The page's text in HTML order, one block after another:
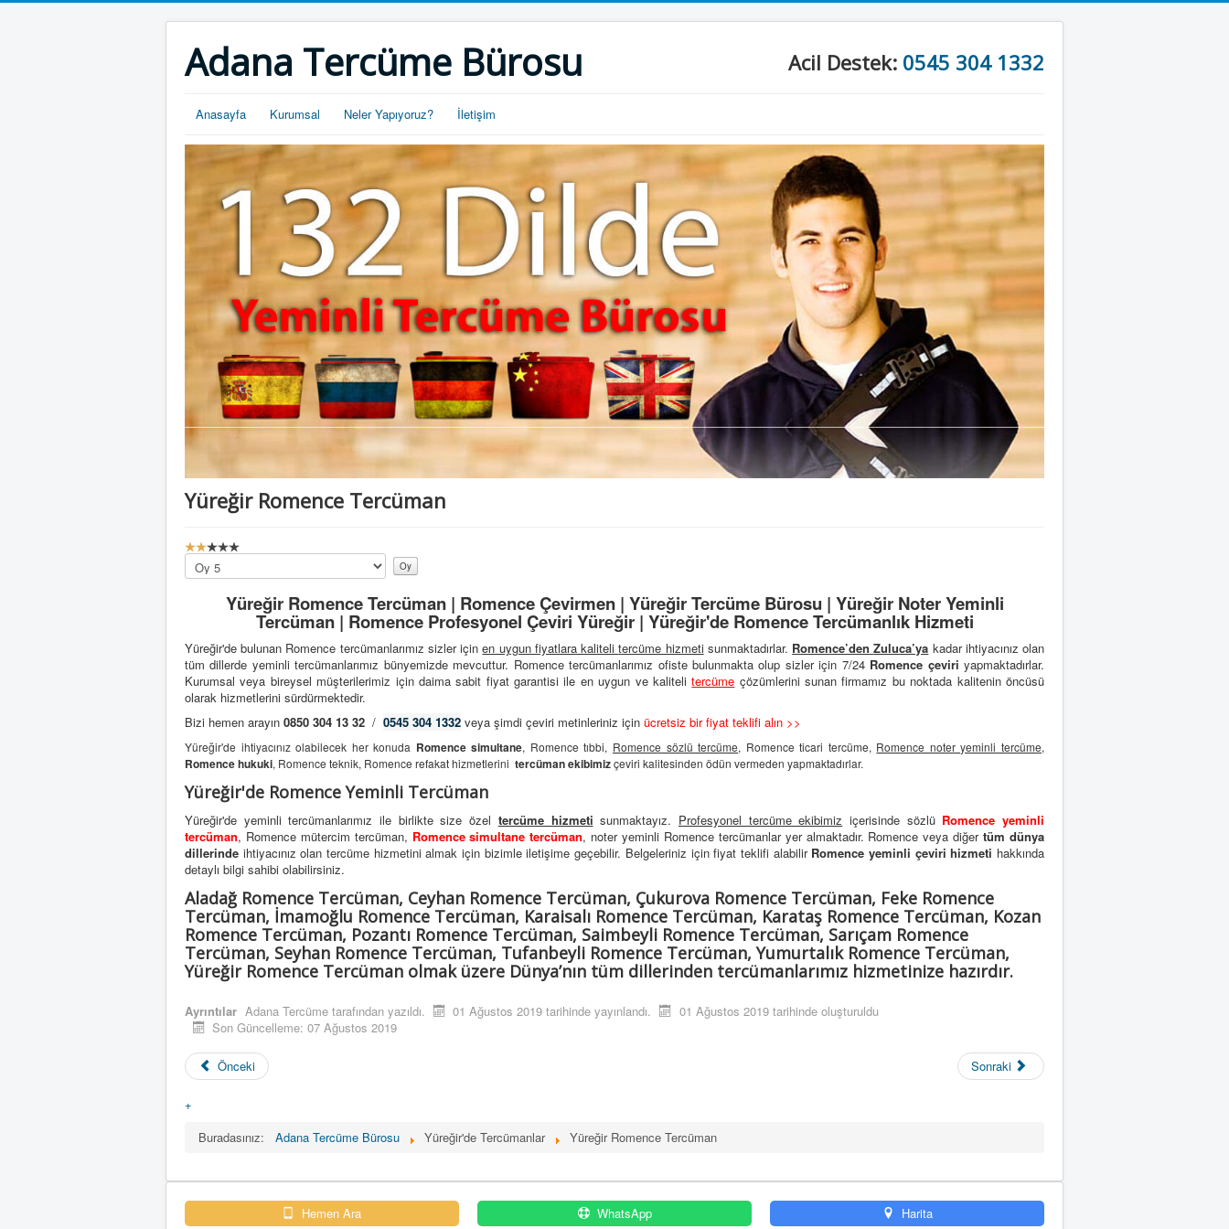
Adana Tercüme Bürosu Acil Destek: 0545 304 1332
Anasayfa Kurumsal Neler Yapıyoruz? İletişim
Yüreğir Romence Tercüman
K
l
ı
c
ı
O
u
:
5
Lütfen
oylayın
Yüreğir Romence Tercüman | Romence Çevirmen | Yüreğir Tercüme Bürosu | Yüreğir Noter Yeminli
Tercüman | Romence Profesyonel Çeviri Yüreğir | Yüreğir'de Romence Tercümanlık Hizmeti
Yüreğir'de bulunan Romence tercümanlarımız sizler içinen uygun fiyatlara kalitelitercüme hizmetisunmaktadırlar. Romence’den Zuluca’ya kadar ihtiyacınız olan
tüm dillerde yeminli tercümanlarımız bünyemizde mevcuttur. Romence tercümanlarımız ofiste bulunmakta olup sizler için 7/24 Romence çeviri yapmaktadırlar.
Kurumsal veya bireysel müşterilerimiz için daima sabit fiyat garantisi ile en uygun ve kalitelitercüme çözümlerini sunan firmamız bu noktada kalitenin öncüsü
olarak hizmetlerini sürdürmektedir.
Bizi hemen arayın 0850 304 13 32 / 0545 304 1332 veya şimdi çeviri metinleriniz için ücretsiz bir fiyat teklifi alın >>
Yüreğir'de ihtiyacınız olabilecek her konuda Romence simultane, Romence tıbbi, Romence sözlü tercüme, Romence ticari tercüme, Romence noter yeminli tercüme,
Romence hukuki, Romence teknik, Romence refakat hizmetlerini tercüman ekibimizçeviri kalitesinden ödün vermeden yapmaktadırlar.
Yüreğir'de Romence Yeminli Tercüman
Yüreğir'de yeminli tercümanlarımız ile birlikte size özel tercüme hizmeti sunmaktayız. Profesyonel tercüme ekibimiz içerisinde sözlü Romence yeminli
tercüman, Romence mütercim tercüman, Romence simultane tercüman, noter yeminli Romence tercümanlar yer almaktadır. Romence veya diğertüm dünya
dillerinde ihtiyacınız olan tercüme hizmetini almak için bizimle iletişime geçebilir. Belgeleriniz için fiyat teklifi alabilir Romence yeminli çeviri hizmeti hakkında
detaylı bilgi sahibi olabilirsiniz.
Aladağ Romence Tercüman, Ceyhan Romence Tercüman, Çukurova Romence Tercüman, Feke Romence
Tercüman, İmamoğlu Romence Tercüman, Karaisalı Romence Tercüman, Karataş Romence Tercüman, Kozan
Romence Tercüman, Pozantı Romence Tercüman, Saimbeyli Romence Tercüman, Sarıçam Romence
Tercüman, Seyhan Romence Tercüman, Tufanbeyli Romence Tercüman, Yumurtalık Romence Tercüman,
Yüreğir Romence Tercüman olmak üzere Dünya’nın tüm dillerinden tercümanlarımız hizmetinize hazırdır.
Ayrıntılar Adana Tercüme tarafından yazıldı. 01 Ağustos 2019 tarihinde yayınlandı.
01 Ağustos 2019 tarihinde oluşturuldu
Son Güncelleme: 07 Ağustos 2019
Önceki Sonraki
+
Buradasınız:
Adana Tercüme Bürosu Yüreğir'de Tercümanlar Yüreğir Romence Tercüman
Hemen Ara WhatsApp Harita